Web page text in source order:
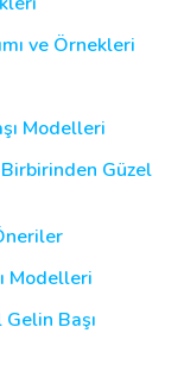
ve Örnekleri
Modelleri
Güzel
Modelleri
Başı